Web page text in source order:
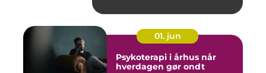
01. jun
Psykoterapi i århus når
hverdagen gør ondt